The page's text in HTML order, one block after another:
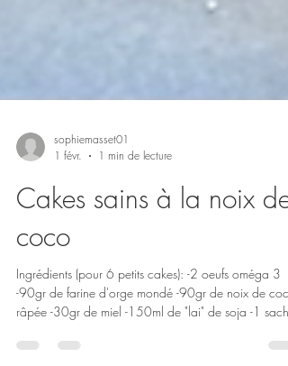
sophiemasset01
1 févr.
1 min de lecture
Cakes sains à la noix de
coco
Ingrédients (pour 6 petits cakes): -2 oeufs oméga 3
-90gr de farine d'orge mondé -90gr de noix de coco